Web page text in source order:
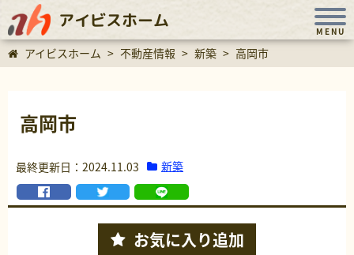
アイビスホーム
MENU
アイビスホーム > 不動産情報 > 新築 > 高岡市
高岡市
最終更新日：2024.11.03 新築
お気に入り追加